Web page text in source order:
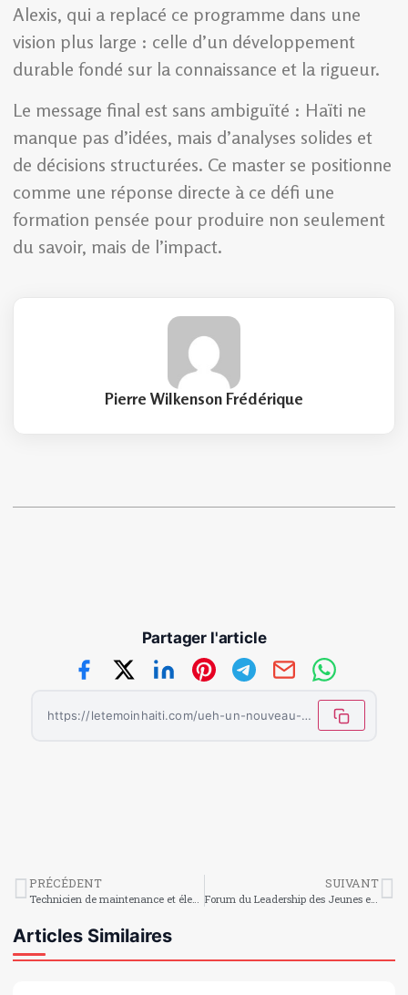
Alexis, qui a replacé ce programme dans une
vision plus large : celle d’un développement
durable fondé sur la connaissance et la rigueur.
Le message final est sans ambiguïté : Haïti ne
manque pas d’idées, mais d’analyses solides et
de décisions structurées. Ce master se positionne
comme une réponse directe à ce défi une
formation pensée pour produire non seulement
du savoir, mais de l’impact.
Pierre Wilkenson Frédérique
Partager l'article
https://letemoinhaiti.com/ueh-un-nouveau-master-pour-former-ceux-qui-penseront-les-politiques-publiques/
PRÉCÉDENT SUIVANT
Forum du Leadership des Jeunes en Haïti : une jeunesse au cœur des décisions nationales
Articles Similaires